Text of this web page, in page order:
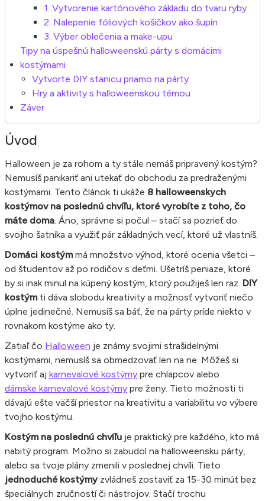
1. Vytvorenie kartónového základu do tvaru ryby
2. Nalepenie fóliových košíčkov ako šupín
3. Výber oblečenia a make-upu
Tipy na úspešnú halloweenskú párty s domácimi
kostýmami
Vytvorte DIY stanicu priamo na párty
Hry a aktivity s halloweenskou témou
Záver
Úvod
Halloween je za rohom a ty stále nemáš pripravený kostým?
Nemusíš panikariť ani utekať do obchodu za predraženými
kostýmami. Tento článok ti ukáže 8 halloweenskych
kostýmov na poslednú chvíľu, ktoré vyrobíte z toho, čo
máte doma . Áno, správne si počul – stačí sa pozrieť do
svojho šatníka a využiť pár základných vecí, ktoré už vlastníš.
Domáci kostýmmá množstvo výhod, ktoré ocenia všetci –
od študentov až po rodičov s deťmi. Ušetríš peniaze, ktoré
by si inak minul na kúpený kostým, ktorý použiješ len raz. DIY
kostýmti dáva slobodu kreativity a možnosť vytvoriť niečo
úplne jedinečné. Nemusíš sa báť, že na párty príde niekto v
rovnakom kostýme ako ty.
Zatiaľ čo Halloween je známy svojimi strašidelnými
kostýmami, nemusíš sa obmedzovať len na ne. Môžeš si
vytvoriť aj karnevalové kostýmy pre chlapcov alebo
dámske karnevalové kostýmy pre ženy. Tieto možnosti ti
dávajú ešte väčší priestor na kreativitu a variabilitu vo výbere
tvojho kostýmu.
Kostým na poslednú chvíľu je praktický pre každého, kto má
nabitý program. Možno si zabudol na halloweensku párty,
alebo sa tvoje plány zmenili v poslednej chvíli. Tieto
jednoduché kostýmyzvládneš zostaviť za 15-30 minút bez
špeciálnych zručností či nástrojov. Stačí trochu